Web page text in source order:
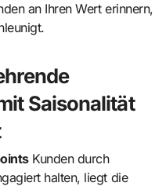
an Ihren Wert erinnern,
Saisonalität
Kunden durch
halten, liegt die